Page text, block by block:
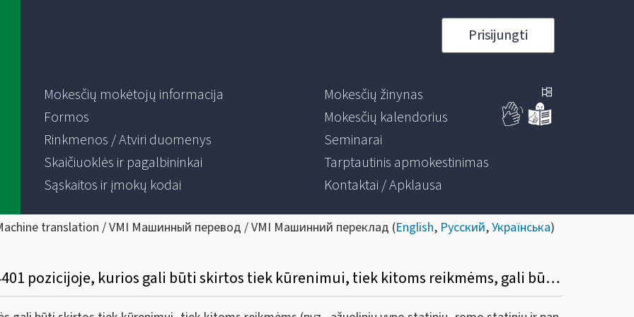
Prisijungti
Mokesčių mokėtojų informacija
Formos
Rinkmenos / Atviri duomenys
Skaičiuoklės ir pagalbininkai
Sąskaitos ir įmokų kodai
Mokesčių žinynas
Mokesčių kalendorius
Seminarai
Tarptautinis apmokestinimas
Kontaktai / Apklausa
translation / VMI Машинный перевод / VMI Машинний переклад (English, Русский,Українська)
3. Ar prekėms, klasifikuojamoms KN 4401 pozicijoje, kurios gali būti skirtos tiek kūrenimui, tiek kitoms reikmėms, gali būti taikomas lengvatinis 9 proc. PVM tarifas?